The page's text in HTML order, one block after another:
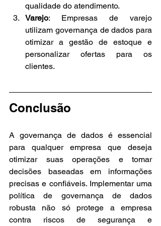
qualidade do atendimento.
Varejo: Empresas de varejo
utilizam governança de dados para
otimizar a gestão de estoque e
personalizar ofertas para os
clientes.
Conclusão
A governança de dados é essencial
para qualquer empresa que deseja
otimizar suas operações e tomar
decisões baseadas em informações
precisas e confiáveis. Implementar uma
política de governança de dados
robusta não só protege a empresa
contra riscos de segurança e